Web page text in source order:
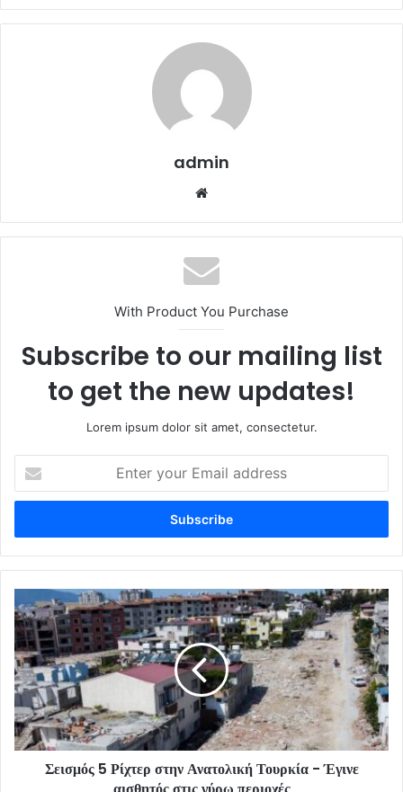
admin
With Product You Purchase
Subscribe to our mailing list
to get the new updates!
Lorem ipsum dolor sit amet, consectetur.
your
Email
Σεισμός 5 Ρίχτερ στην Ανατολική Τουρκία - Έγινε